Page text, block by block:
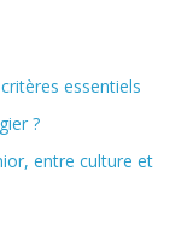
essentiels
?
entre culture et